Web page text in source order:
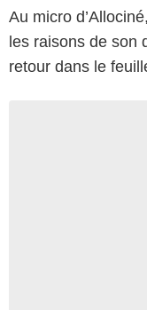
Au micro
les raisons de son
retour dans le